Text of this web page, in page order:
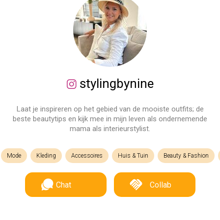
stylingbynine
Laat je inspireren op het gebied van de mooiste outfits; de
beste beautytips en kijk mee in mijn leven als ondernemende
mama als interieurstylist.
Mode Kleding Accessoires Huis & Tuin Beauty & Fashion
Chat Collab